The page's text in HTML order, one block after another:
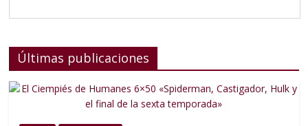
Últimas publicaciones